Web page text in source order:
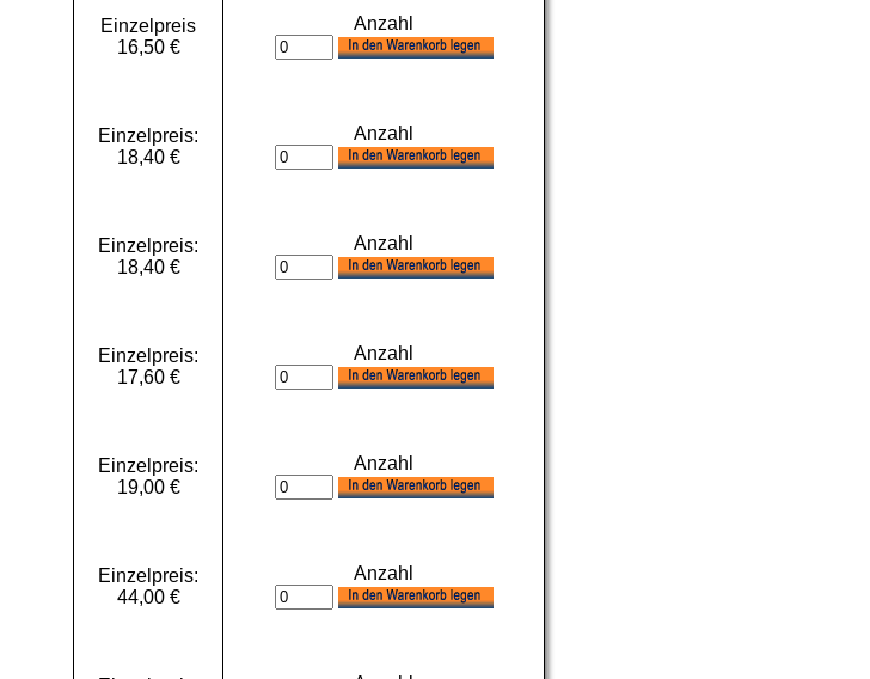
Einzelpreis
16,50 €
Anzahl
Einzelpreis:
18,40 €
Anzahl
Einzelpreis:
18,40 €
Anzahl
Einzelpreis:
17,60 €
Anzahl
Einzelpreis:
19,00 €
Anzahl
Einzelpreis:
44,00 €
Anzahl